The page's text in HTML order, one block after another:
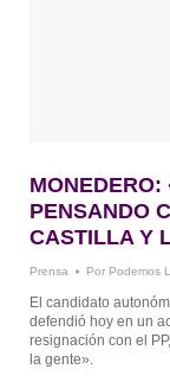
MONEDERO:
PENSANDO
CASTILLA Y
Prensa Por Podemos
El candidato
defendió hoy en un
resignación con el
la gente».